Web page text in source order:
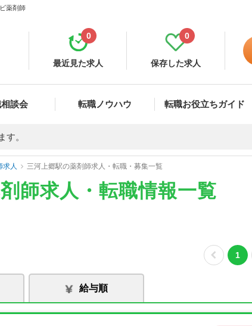
薬剤師
最近見た求人
0
保存した求人
0
談会 転職ノウハウ 転職お役立ちガイド
す。
求人 三河上郷駅の薬剤師求人・転職・募集一覧
師求人・転職情報一覧
1
給与順